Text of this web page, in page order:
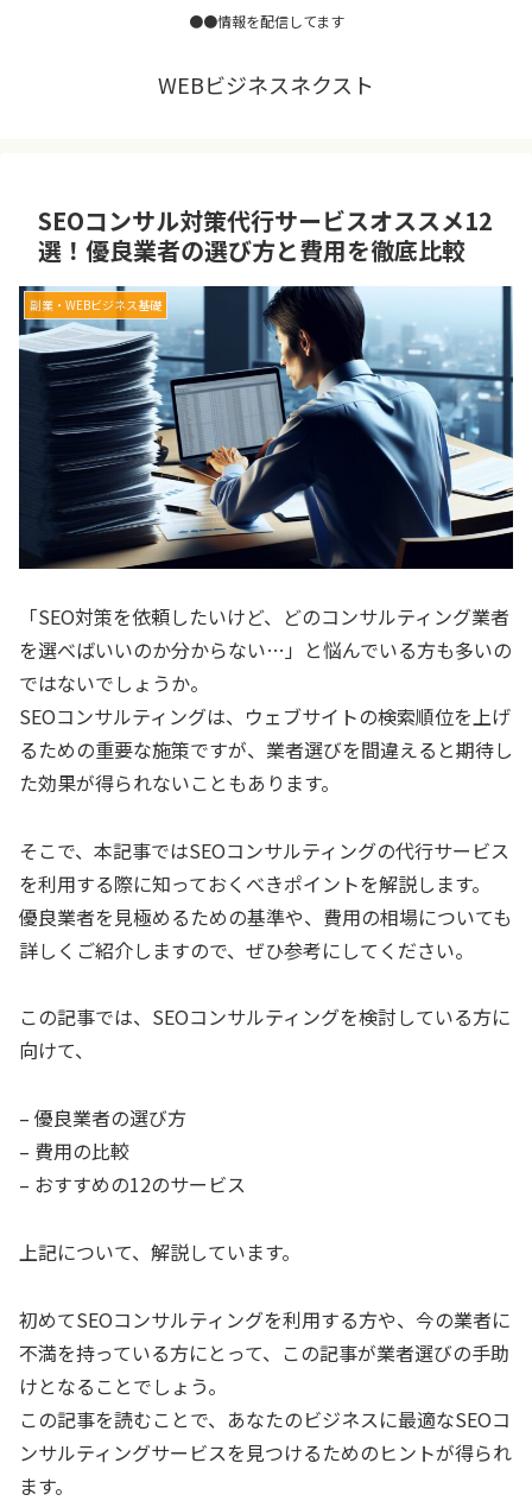
●●情報を配信してます
WEBビジネスネクスト
SEOコンサル対策代行サービスオススメ12
選！優良業者の選び方と費用を徹底比較
副業・WEBビジネス基礎
「SEO対策を依頼したいけど、どのコンサルティング業者
を選べばいいのか分からない…」と悩んでいる方も多いの
ではないでしょうか。
SEOコンサルティングは、ウェブサイトの検索順位を上げ
るための重要な施策ですが、業者選びを間違えると期待し
た効果が得られないこともあります。
そこで、本記事ではSEOコンサルティングの代行サービス
を利用する際に知っておくべきポイントを解説します。
優良業者を見極めるための基準や、費用の相場についても
詳しくご紹介しますので、ぜひ参考にしてください。
この記事では、SEOコンサルティングを検討している方に
向けて、
– 優良業者の選び方
– 費用の比較
– おすすめの12のサービス
上記について、解説しています。
初めてSEOコンサルティングを利用する方や、今の業者に
不満を持っている方にとって、この記事が業者選びの手助
けとなることでしょう。
この記事を読むことで、あなたのビジネスに最適なSEOコ
ンサルティングサービスを見つけるためのヒントが得られ
ます。